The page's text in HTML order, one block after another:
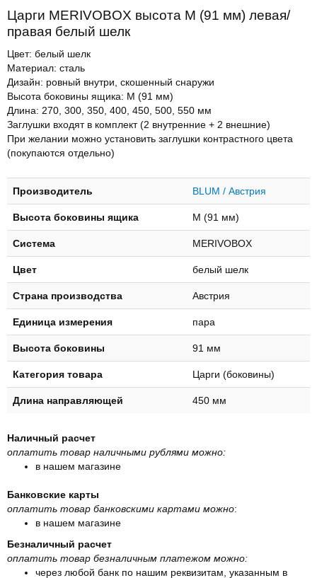
Царги MERIVOBOX высота М (91 мм) левая/
правая белый шелк
Цвет: белый шелк
Материал: сталь
Дизайн: ровный внутри, скошенный снаружи
Высота боковины ящика: М (91 мм)
Длина: 270, 300, 350, 400, 450, 500, 550 мм
Заглушки входят в комплект (2 внутренние + 2 внешние)
При желании можно установить заглушки контрастного цвета
(покупаются отдельно)
Производитель BLUM / Австрия
Высота боковины ящика M (91 мм)
Система MERIVOBOX
Цвет белый шелк
Страна производства Австрия
Единица измерения пара
Высота боковины 91 мм
Категория товара Царги (боковины)
Длина направляющей 450 мм
Наличный расчет
оплатить товар наличными рублями можно:
в нашем магазине
Банковские карты
оплатить товар банковскими картами можно:
в нашем магазине
Безналичный расчет
оплатить товар безналичным платежом можно:
через любой банк по нашим реквизитам, указанным в